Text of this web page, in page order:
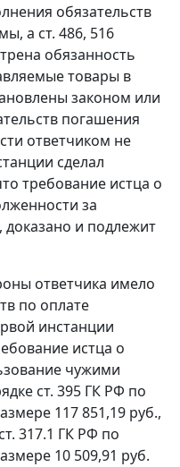
обязательств
а ст. 486, 516
обязанность
товары в
законом или
погашения
ответчиком не
сделал
требование истца о
за
доказано и подлежит
ответчика имело
по оплате
инстанции
истца о
чужими
ст. 395 ГК РФ по
117 851,19 руб.,
ст. 317.1 ГК РФ по
10 509,91 руб.